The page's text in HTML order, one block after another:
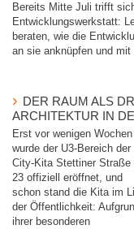
Bereits Mitte Juli trifft
Entwicklungswerkstatt:
beraten, wie die
an sie anknüpfen und
DER RAUM ALS
ARCHITEKTUR IN
Erst vor wenigen Wochen
wurde der U3-Bereich der
City-Kita Stettiner Straße
23 offiziell eröffnet, und
schon stand die Kita im
der Öffentlichkeit:
ihrer besonderen